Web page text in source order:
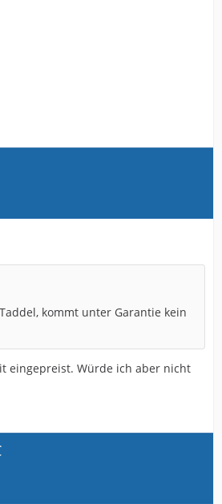
kommt unter Garantie kein
eingepreist. Würde ich aber nicht